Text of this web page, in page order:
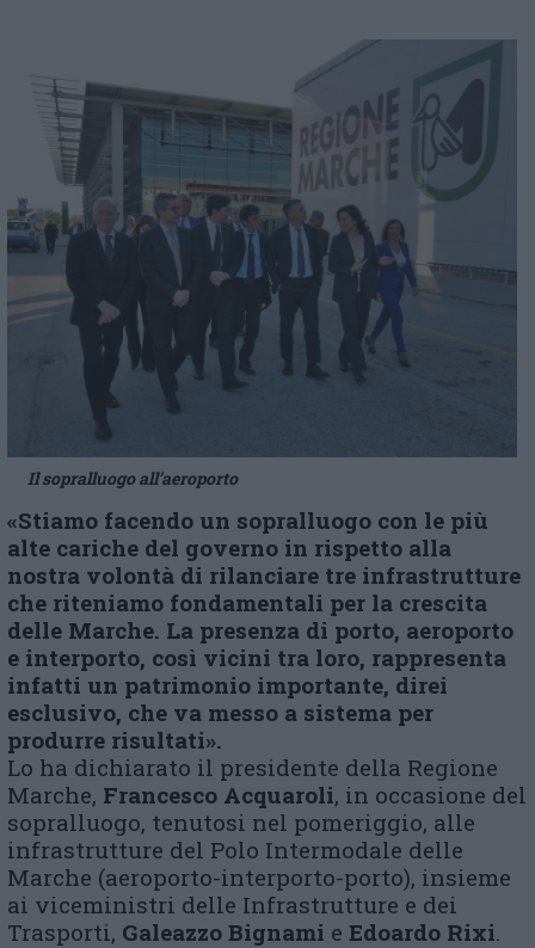
Il sopralluogo all’aeroporto
«Stiamo facendo un sopralluogo con le più
alte cariche del governo in rispetto alla
nostra volontà di rilanciare tre infrastrutture
che riteniamo fondamentali per la crescita
delle Marche. La presenza di porto, aeroporto
e interporto, così vicini tra loro, rappresenta
infatti un patrimonio importante, direi
esclusivo, che va messo a sistema per
produrre risultati».
Lo ha dichiarato il presidente della Regione
Marche, Francesco Acquaroli, in occasione del
sopralluogo, tenutosi nel pomeriggio, alle
infrastrutture del Polo Intermodale delle
Marche (aeroporto-interporto-porto), insieme
ai viceministri delle Infrastrutture e dei
Trasporti, Galeazzo Bignami e Edoardo Rixi.